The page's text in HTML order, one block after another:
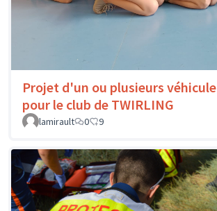
Projet d'un ou plusieurs véhicule
pour le club de TWIRLING
lamirault
0 9